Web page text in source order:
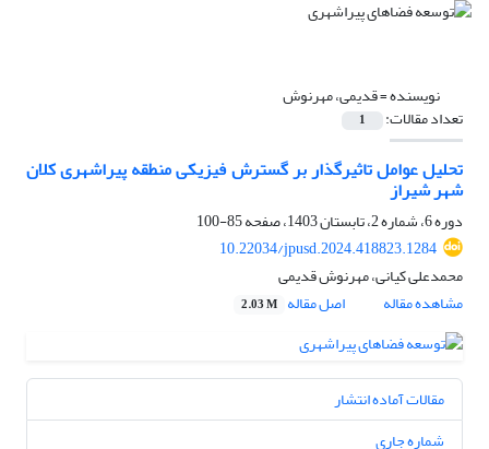
نویسنده =قدیمی، مهرنوش
تعداد مقالات: 1
تحلیل عوامل تاثیرگذار بر گسترش فیزیکی منطقه پیراشهری کلان
شهر شیراز
دوره 6، شماره 2، تابستان 1403، صفحه
85-100
10.22034/jpusd.2024.418823.1284
محمدعلی کیانی، مهرنوش قدیمی
مشاهده مقاله
اصل مقاله 2.03 M
مقالات آماده انتشار
شماره جاری